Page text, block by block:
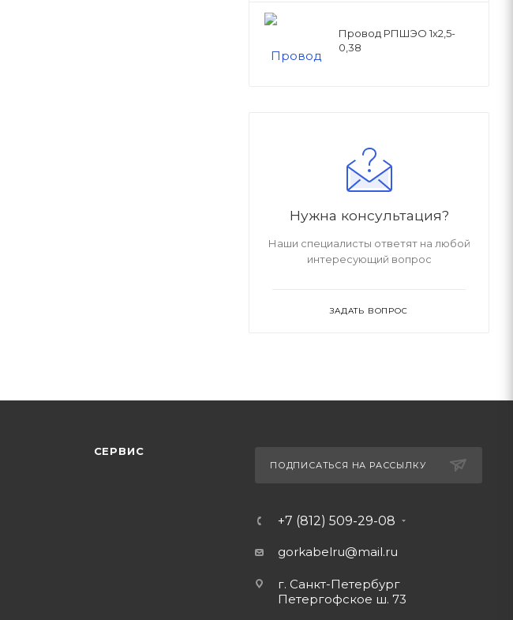
Провод РПШЭО 1х2,5-
0,38
Нужна консультация?
Наши специалисты ответят на любой
интересующий вопрос
ЗАДАТЬ ВОПРОС
СЕРВИС
ПОДПИСАТЬСЯ НА РАССЫЛКУ
+7 (812) 509-29-08
gorkabelru@mail.ru
г. Санкт-Петербург
Петергофское ш. 73